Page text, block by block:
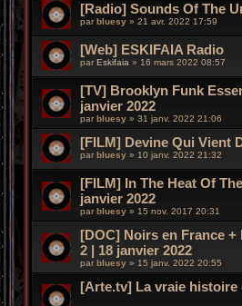
[Radio] Sounds Of The
parbluesy » 21 avr. 2022 17:59
[Web] ESKIFAIA Radio
par Eskifaia » 16 mars 2022 08:57
[TV] Brooklyn Funk
janvier 2022
par bluesy » 31 janv. 2022 21:06
[FILM] Devine Qui Vient
par bluesy » 10 janv. 2022 21:32
[FILM] In The Heat Of
janvier 2022
par bluesy » 15 nov. 2017 20:31
[DOC] Noirs en France +
2 | 18 janvier 2022
par bluesy » 15 janv. 2022 20:55
[Arte.tv] La vraie histoire